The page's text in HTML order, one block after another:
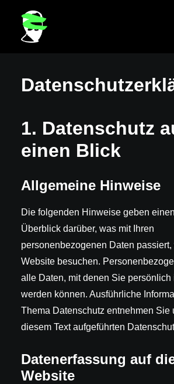
1. Datenschutz
einen Blick
Allgemeine Hinweise
Die folgenden Hinweise geben
Überblick darüber, was mit Ihren
personenbezogenen Daten
Website besuchen.
alle Daten, mit denen Sie persönlich
werden können. Ausführliche
Thema Datenschutz entnehmen Sie
diesem Text aufgeführten
Datenerfassung auf
Website